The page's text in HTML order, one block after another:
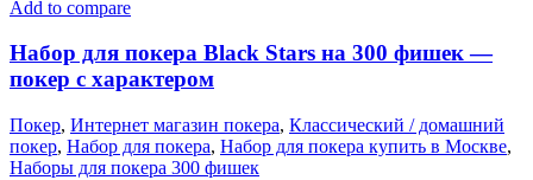
Add to compare
Набор для покера Black Stars на 300 фишек —
покер с характером
Покер, Интернет магазин покера, Классический / домашний
покер, Набор для покера, Набор для покера купить в Москве,
Наборы для покера 300 фишек